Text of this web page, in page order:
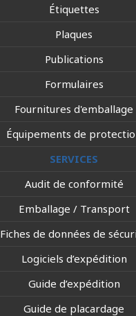
Étiquettes
Plaques
Publications
Formulaires
Fournitures d'emballage
Équipements de
SERVICES
Audit de conformité
Emballage / Transport
Fiches de données de
Logiciels d’expédition
Guide d’expédition
Guide de placardage